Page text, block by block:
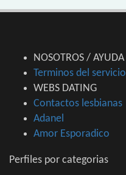
NOSOTROS / AYUDA
Terminos del servicio
WEBS DATING
Contactos lesbianas
Adanel
Amor Esporadico
Perfiles por categorias